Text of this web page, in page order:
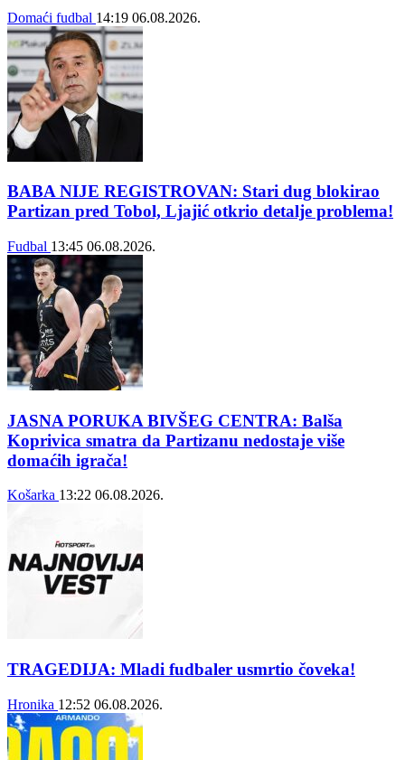
Domaći fudbal 14:19 06.08.2026.
BABA NIJE REGISTROVAN: Stari dug blokirao
Partizan pred Tobol, Ljajić otkrio detalje problema!
Fudbal 13:45 06.08.2026.
JASNA PORUKA BIVŠEG CENTRA: Balša
Koprivica smatra da Partizanu nedostaje više
domaćih igrača!
Košarka 13:22 06.08.2026.
TRAGEDIJA: Mladi fudbaler usmrtio čoveka!
Hronika 12:52 06.08.2026.